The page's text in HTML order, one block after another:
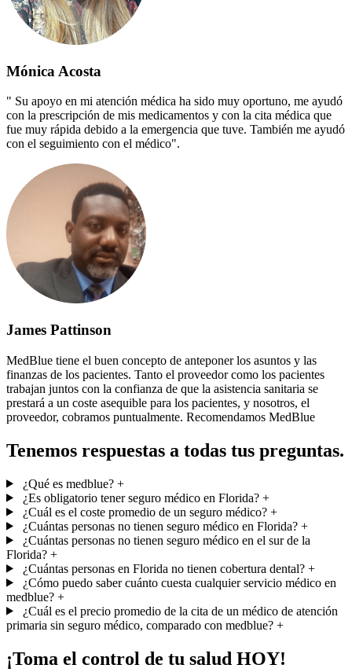
Mónica Acosta
" Su apoyo en mi atención médica ha sido muy oportuno, me ayudó
con la prescripción de mis medicamentos y con la cita médica que
fue muy rápida debido a la emergencia que tuve. También me ayudó
con el seguimiento con el médico".
James Pattinson
MedBlue tiene el buen concepto de anteponer los asuntos y las
finanzas de los pacientes. Tanto el proveedor como los pacientes
trabajan juntos con la confianza de que la asistencia sanitaria se
prestará a un coste asequible para los pacientes, y nosotros, el
proveedor, cobramos puntualmente. Recomendamos MedBlue
Tenemos respuestas a todas tus preguntas.
¿Qué es medblue? +
¿Es obligatorio tener seguro médico en Florida? +
¿Cuál es el coste promedio de un seguro médico? +
¿Cuántas personas no tienen seguro médico en Florida? +
¿Cuántas personas no tienen seguro médico en el sur de la
Florida? +
¿Cuántas personas en Florida no tienen cobertura dental? +
¿Cómo puedo saber cuánto cuesta cualquier servicio médico en
medblue? +
¿Cuál es el precio promedio de la cita de un médico de atención
primaria sin seguro médico, comparado con medblue? +
¡Toma el control de tu salud HOY!